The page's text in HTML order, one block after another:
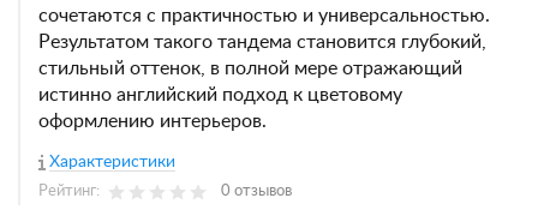
сочетаются с практичностью и универсальностью.
Результатом такого тандема становится глубокий,
стильный оттенок, в полной мере отражающий
истинно английский подход к цветовому
оформлению интерьеров.
Характеристики
Рейтинг: 0 отзывов